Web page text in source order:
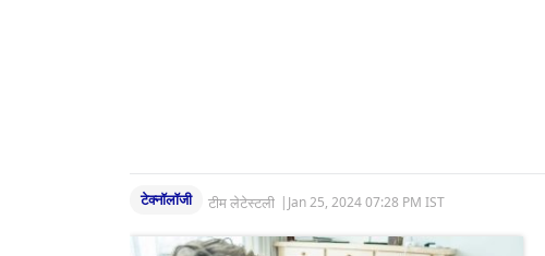
टेक्नॉलॉजी टीम लेटेस्टली | Jan 25, 2024 07:28 PM IST